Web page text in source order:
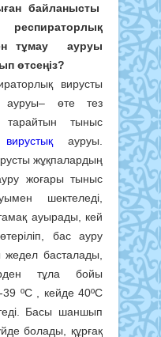
байланысты
тұмау ауруы
өтсеңіз?
вирусты
ауруы– өте тез
тыныс
вирустық ауруы.
жұқпалардың
жоғары тыныс
шектеледі,
ауырады, кей
бас ауру
басталады,
тұла бойы
ºС , кейде 40ºС
Басы шаншып
болады, құрғақ